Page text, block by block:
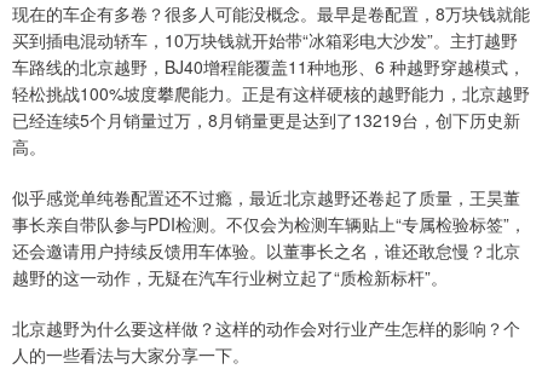
现在的车企有多卷？很多人可能没概念。最早是卷配置，8万块钱就能
买到插电混动轿车，10万块钱就开始带“冰箱彩电大沙发”。主打越野
车路线的北京越野，BJ40增程能覆盖11种地形、6 种越野穿越模式，
轻松挑战100%坡度攀爬能力。正是有这样硬核的越野能力，北京越野
已经连续5个月销量过万，8月销量更是达到了13219台，创下历史新
高。
似乎感觉单纯卷配置还不过瘾，最近北京越野还卷起了质量，王昊董
事长亲自带队参与PDI检测。不仅会为检测车辆贴上“专属检验标签”，
还会邀请用户持续反馈用车体验。以董事长之名，谁还敢怠慢？北京
越野的这一动作，无疑在汽车行业树立起了“质检新标杆”。
北京越野为什么要这样做？这样的动作会对行业产生怎样的影响？个
人的一些看法与大家分享一下。